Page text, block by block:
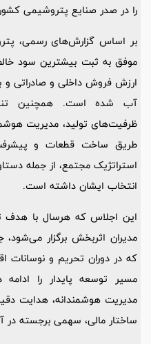
را در صدر صنایع پتروشیمی
بر اساس گزارش‌های رسمی،
موفق به ثبت بیشترین سود
ارزش فروش داخلی و صادراتی
آب شده است. همچنین
ظرفیت‌های تولید، مدیریت
طریق ساخت قطعات و
استراتژیک مجتمع، از جمله
انتخاب ایشان داشته است.
این اجلاس که هرسال با هدف
مدیران اثربخش برگزار
که در دوران تحریم و نوسانات
مسیر توسعه پایدار را ادامه
مدیریت هوشمندانه، هدایت
ساختار مالی، سهمی برجسته در